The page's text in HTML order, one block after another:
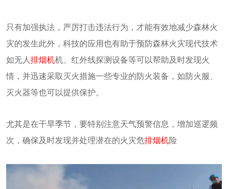
只有加强执法，严厉打击违法行为，才能有效地减少森林火
灾的发生此外，科技的应用也有助于预防森林火灾现代技术
如无人 排烟机机、红外线探测设备等可以帮助及时发现火
情，并迅速采取灭火措施一些专业的防火装备，如防火服、
灭火器等也可以提供保护。
尤其是在干旱季节，要特别注意天气预警信息，增加巡逻频
次，确保及时发现并处理潜在的火灾危排烟机险